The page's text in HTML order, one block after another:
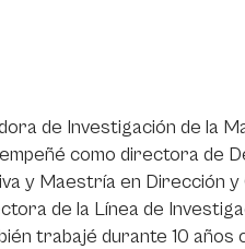
de Investigación de la
como directora de
y Maestría en Dirección y
de la Línea de
trabajé durante 10